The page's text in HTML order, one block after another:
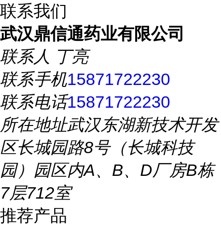
联系我们
武汉鼎信通药业有限公司
联系人 丁亮
联系手机15871722230
联系电话15871722230
所在地址武汉东湖新技术开发
区长城园路8号（长城科技
园）园区内A、B、D厂房B栋
7层712室
推荐产品